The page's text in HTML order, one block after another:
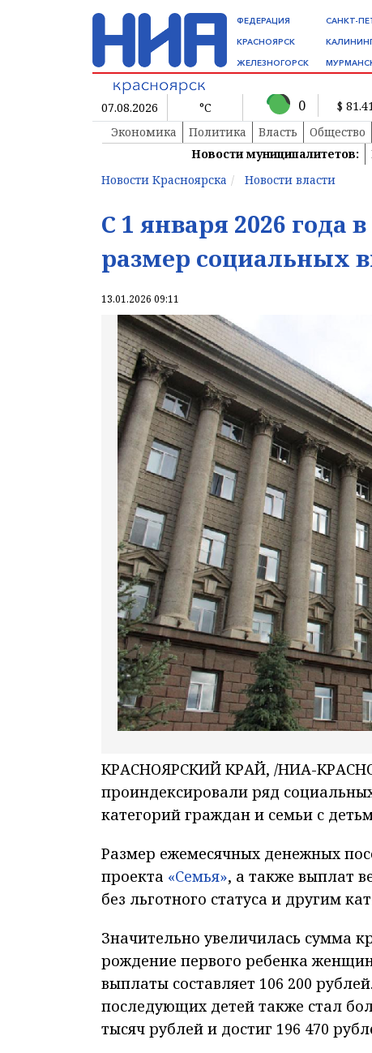
ФЕДЕРАЦИЯ
КРАСНОЯРСК
ЖЕЛЕЗНОГОРСК
САНКТ-
07.08.2026 °C 0 $
Экономика
Политика Власть Общество
Новости муниципалитетов:
Новости Красноярска
Новости власти
С 1 января 2026 года
размер социальных
13.01.2026 09:11
КРАСНОЯРСКИЙ КРАЙ, /НИА-
проиндексировали ряд
категорий граждан и семьи с
Размер ежемесячных денежных
проекта «Семья», а также выплат
без льготного статуса и другим
Значительно увеличилась сумма
рождение первого ребенка
выплаты составляет 106 200
последующих детей также стал
тысяч рублей и достиг 196 470